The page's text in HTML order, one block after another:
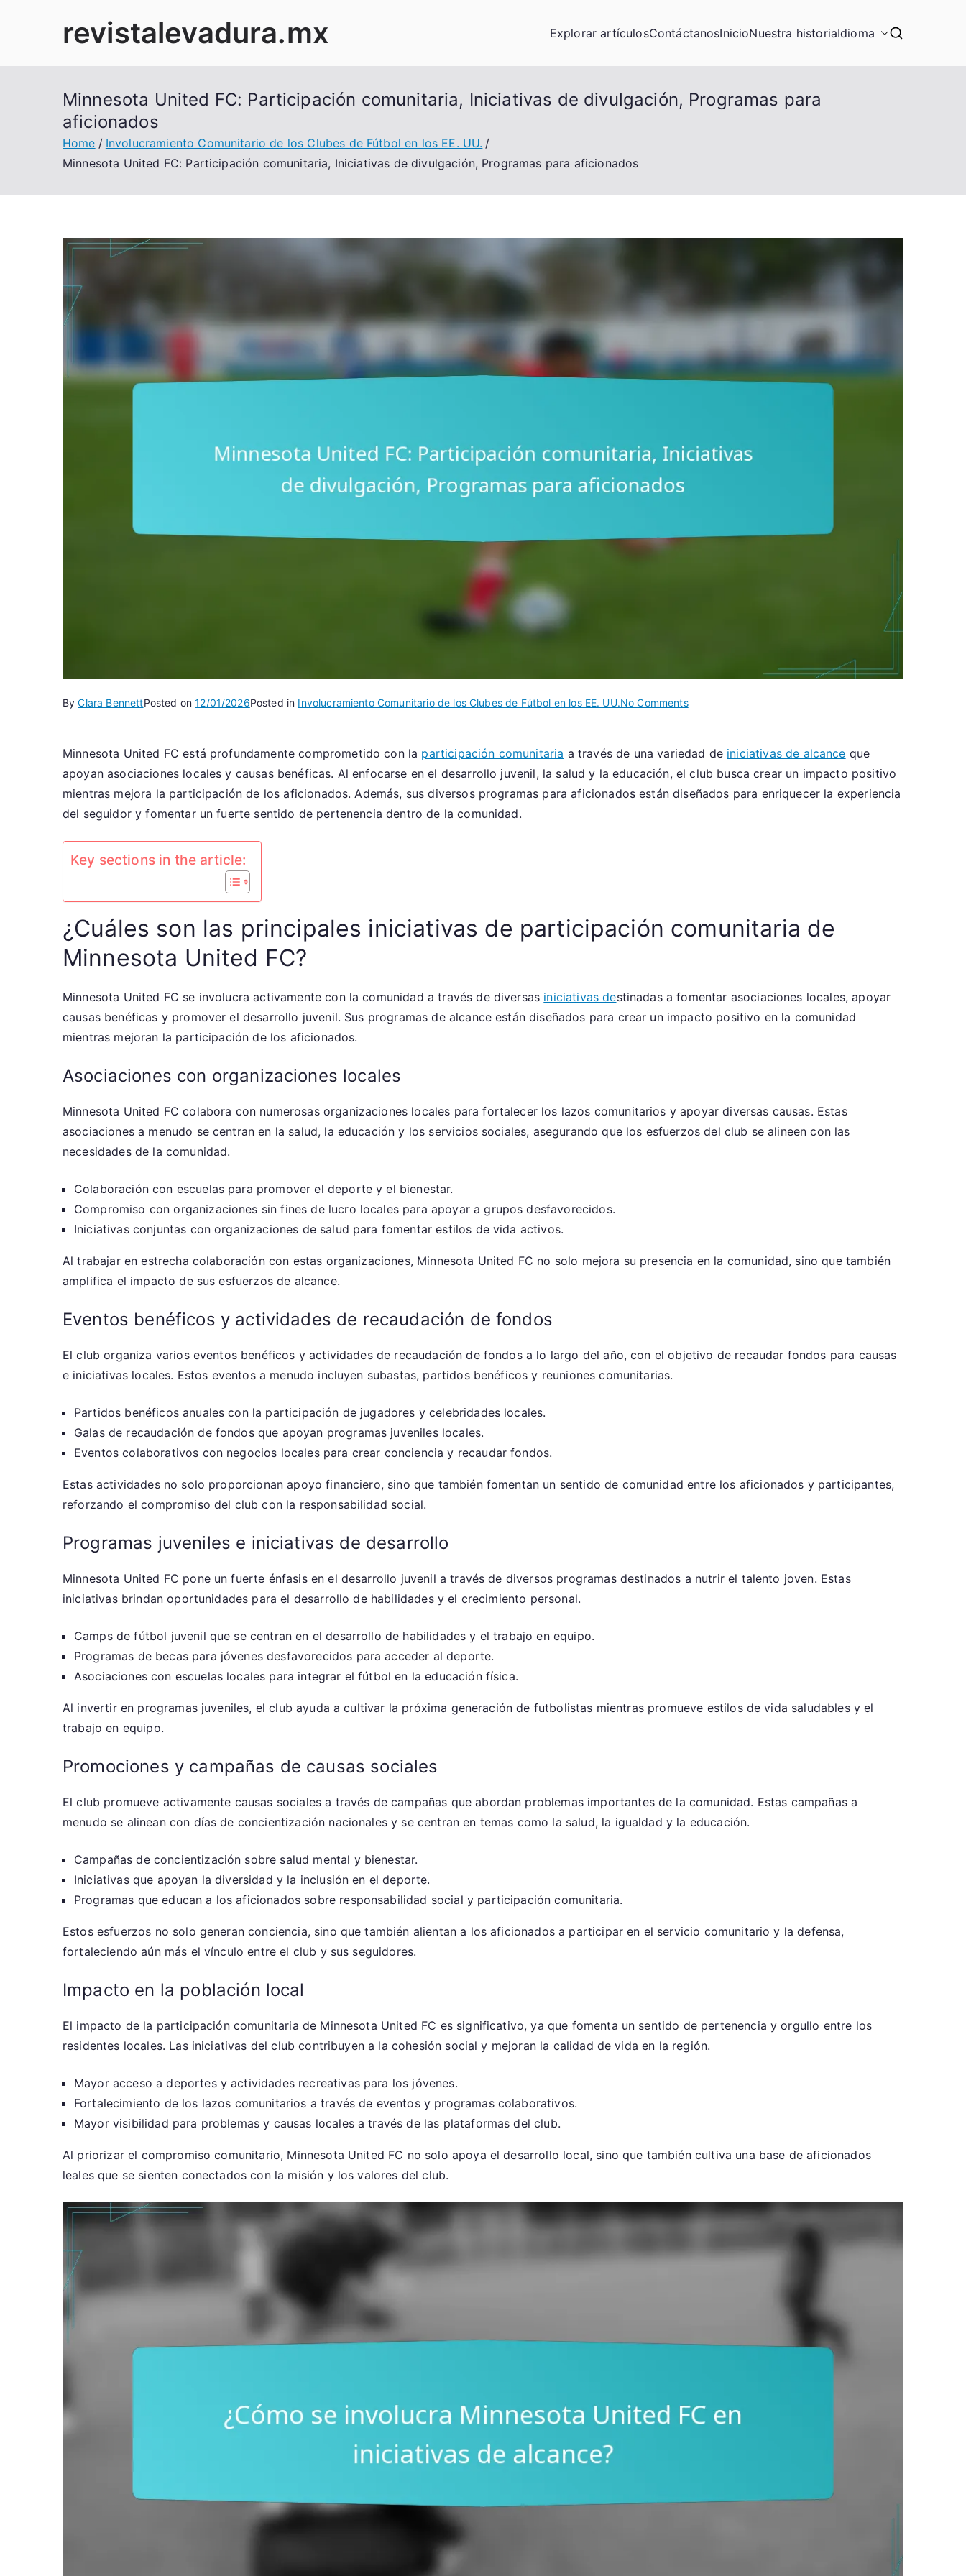
revistalevadura.mx Explorar artículosContáctanosInicioNuestra historiaIdioma
Minnesota United FC: Participación comunitaria, Iniciativas de divulgación, Programas para
aficionados
Home
Involucramiento Comunitario de los Clubes de Fútbol en los EE. UU.
Minnesota United FC: Participación comunitaria, Iniciativas de divulgación, Programas para aficionados
ByClara BennettPosted on12/01/2026Posted in Involucramiento Comunitario de los Clubes de Fútbol en los EE. UU.No Commentson
FC:
Participación
comunitaria,
Minnesota United FC está profundamente comprometido con la participación comunitaria a través de una variedad de iniciativas de alcance que
apoyan asociaciones locales y causas benéficas. Al enfocarse en el desarrollo juvenil, la salud y la educación, el club busca crear un impacto positivo
mientras mejora la participación de los aficionados. Además, sus diversos programas para aficionados están diseñados para enriquecer la experiencia
del seguidor y fomentar un fuerte sentido de pertenencia dentro de la comunidad.
Key sections in the article:
¿Cuáles son las principales iniciativas de participación comunitaria de
Minnesota United FC?
Minnesota United FC se involucra activamente con la comunidad a través de diversas iniciativas destinadas a fomentar asociaciones locales, apoyar
causas benéficas y promover el desarrollo juvenil. Sus programas de alcance están diseñados para crear un impacto positivo en la comunidad
mientras mejoran la participación de los aficionados.
Asociaciones con organizaciones locales
Minnesota United FC colabora con numerosas organizaciones locales para fortalecer los lazos comunitarios y apoyar diversas causas. Estas
asociaciones a menudo se centran en la salud, la educación y los servicios sociales, asegurando que los esfuerzos del club se alineen con las
necesidades de la comunidad.
Colaboración con escuelas para promover el deporte y el bienestar.
Compromiso con organizaciones sin fines de lucro locales para apoyar a grupos desfavorecidos.
Iniciativas conjuntas con organizaciones de salud para fomentar estilos de vida activos.
Al trabajar en estrecha colaboración con estas organizaciones, Minnesota United FC no solo mejora su presencia en la comunidad, sino que también
amplifica el impacto de sus esfuerzos de alcance.
Eventos benéficos y actividades de recaudación de fondos
El club organiza varios eventos benéficos y actividades de recaudación de fondos a lo largo del año, con el objetivo de recaudar fondos para causas
e iniciativas locales. Estos eventos a menudo incluyen subastas, partidos benéficos y reuniones comunitarias.
Partidos benéficos anuales con la participación de jugadores y celebridades locales.
Galas de recaudación de fondos que apoyan programas juveniles locales.
Eventos colaborativos con negocios locales para crear conciencia y recaudar fondos.
Estas actividades no solo proporcionan apoyo financiero, sino que también fomentan un sentido de comunidad entre los aficionados y participantes,
reforzando el compromiso del club con la responsabilidad social.
Programas juveniles e iniciativas de desarrollo
Minnesota United FC pone un fuerte énfasis en el desarrollo juvenil a través de diversos programas destinados a nutrir el talento joven. Estas
iniciativas brindan oportunidades para el desarrollo de habilidades y el crecimiento personal.
Camps de fútbol juvenil que se centran en el desarrollo de habilidades y el trabajo en equipo.
Programas de becas para jóvenes desfavorecidos para acceder al deporte.
Asociaciones con escuelas locales para integrar el fútbol en la educación física.
Al invertir en programas juveniles, el club ayuda a cultivar la próxima generación de futbolistas mientras promueve estilos de vida saludables y el
trabajo en equipo.
Promociones y campañas de causas sociales
El club promueve activamente causas sociales a través de campañas que abordan problemas importantes de la comunidad. Estas campañas a
menudo se alinean con días de concientización nacionales y se centran en temas como la salud, la igualdad y la educación.
Campañas de concientización sobre salud mental y bienestar.
Iniciativas que apoyan la diversidad y la inclusión en el deporte.
Programas que educan a los aficionados sobre responsabilidad social y participación comunitaria.
Estos esfuerzos no solo generan conciencia, sino que también alientan a los aficionados a participar en el servicio comunitario y la defensa,
fortaleciendo aún más el vínculo entre el club y sus seguidores.
Impacto en la población local
El impacto de la participación comunitaria de Minnesota United FC es significativo, ya que fomenta un sentido de pertenencia y orgullo entre los
residentes locales. Las iniciativas del club contribuyen a la cohesión social y mejoran la calidad de vida en la región.
Mayor acceso a deportes y actividades recreativas para los jóvenes.
Fortalecimiento de los lazos comunitarios a través de eventos y programas colaborativos.
Mayor visibilidad para problemas y causas locales a través de las plataformas del club.
Al priorizar el compromiso comunitario, Minnesota United FC no solo apoya el desarrollo local, sino que también cultiva una base de aficionados
leales que se sienten conectados con la misión y los valores del club.